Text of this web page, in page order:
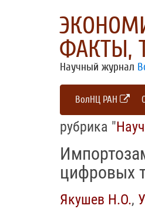
ФАКТЫ,
Научный журнал
ВолНЦ РАН
рубрика "
цифровых
Якушев Н.О.,